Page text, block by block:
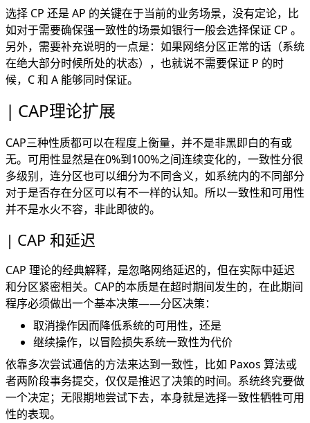
选择 CP 还是 AP 的关键在于当前的业务场景，没有定论，比
如对于需要确保强一致性的场景如银行一般会选择保证 CP 。
另外，需要补充说明的一点是：如果网络分区正常的话（系统
在绝大部分时候所处的状态），也就说不需要保证 P 的时
候，C 和 A 能够同时保证。
CAP理论扩展
CAP三种性质都可以在程度上衡量，并不是非黑即白的有或
无。可用性显然是在0%到100%之间连续变化的，一致性分很
多级别，连分区也可以细分为不同含义，如系统内的不同部分
对于是否存在分区可以有不一样的认知。所以一致性和可用性
并不是水火不容，非此即彼的。
CAP 和延迟
CAP 理论的经典解释，是忽略网络延迟的，但在实际中延迟
和分区紧密相关。CAP的本质是在超时期间发生的，在此期间
程序必须做出一个基本决策——分区决策：
取消操作因而降低系统的可用性，还是
继续操作，以冒险损失系统一致性为代价
依靠多次尝试通信的方法来达到一致性，比如 Paxos 算法或
者两阶段事务提交，仅仅是推迟了决策的时间。系统终究要做
一个决定；无限期地尝试下去，本身就是选择一致性牺牲可用
性的表现。